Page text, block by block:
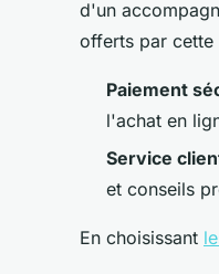
d'un
offerts par cette
Paiement
l'achat en
Service
et conseils
En choisissant